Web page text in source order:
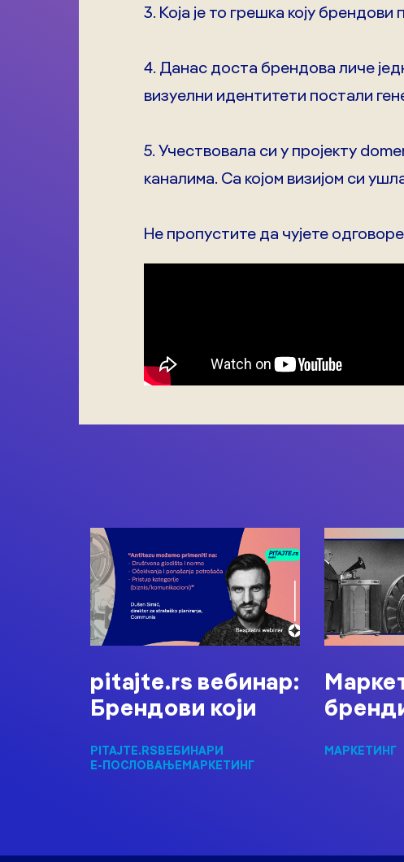
3. Која је то грешка коју
4. Данас доста брендова личе
визуелни идентитети постали
5. Учествовала си у пројекту
каналима. Са којом визијом си
Не пропустите да чујете
pitajte.rs вебинар:
Брендови који
PITAJTE.RSВЕБИНАРИ
Е-ПОСЛОВАЊЕМАРКЕТИНГ
МАРКЕТИНГ